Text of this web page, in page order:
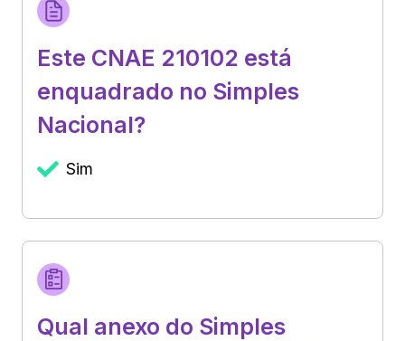
Este CNAE 210102 está
enquadrado no Simples
Nacional?
Sim
Qual anexo do Simples